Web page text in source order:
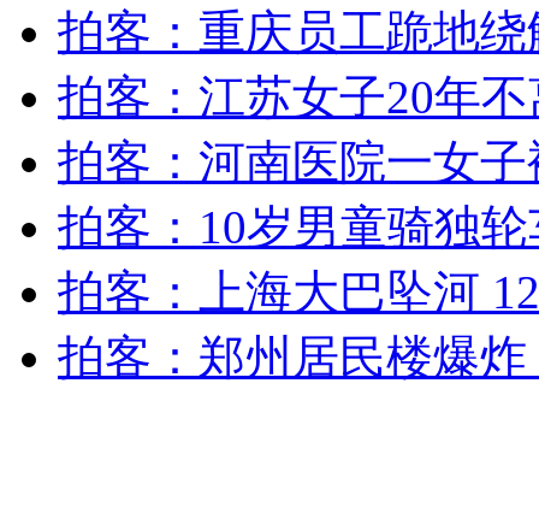
无痛分娩是否安全 医生回应
外交部：反对强权政治霸凌主义
外交部：有关国家言论片面不公正
安徽一实载49人客车翻车
拍客：重庆员工跪地
拍客：江苏女子20年
拍客：河南医院一女
拍客：10岁男童骑独
拍客：上海大巴坠河
拍客：郑州居民楼爆